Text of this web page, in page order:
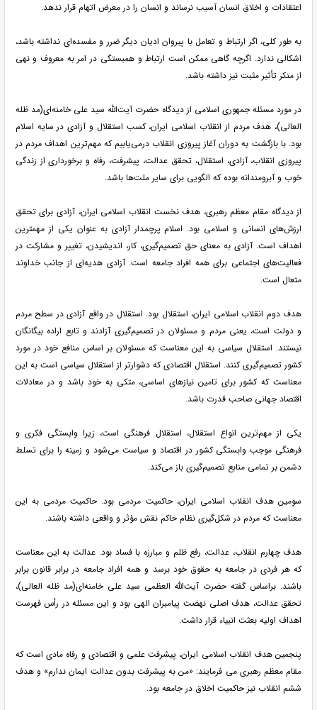
اعتقادات و اخلاق انسان آسیب نرساند و انسان را در معرض اتهام قرار ندهد.
به طور کلی، اگر ارتباط و تعامل با پیروان ادیان دیگر ضرر و مفسده‌ای نداشته باشد،
اشکالی ندارد. اگرچه گاهی ممکن است ارتباط و همبستگی در امر به معروف و نهی
از منکر تأثیر مثبت نیز داشته باشد.
در مورد مسئله جمهوری اسلامی از دیدگاه حضرت آیت‌الله سید علی خامنه‌ای(مد ظله
العالی)، هدف مردم از انقلاب اسلامی ایران، کسب استقلال و آزادی در سایه اسلام
بود. با بازگشت به دوران آغاز پیروزی انقلاب درمی‌یابیم که مهم‌ترین اهداف مردم در
پیروزی انقلاب، آزادی، استقلال، تحقق عدالت، پیشرفت، رفاه و برخورداری از زندگی
خوب و آبرومندانه بوده که الگویی برای سایر ملت‌ها باشد.
از دیدگاه مقام معظم رهبری، هدف نخست انقلاب اسلامی ایران، آزادی برای تحقق
ارزش‌های انسانی و اسلامی بود. اسلام پرچمدار آزادی به عنوان یکی از مهمترین
اهداف است. آزادی به معنای حق تصمیم‌گیری، کار، اندیشیدن، تغییر و مشارکت در
فعالیت‌های اجتماعی برای همه افراد جامعه است. آزادی هدیه‌ای از جانب خداوند
متعال است.
هدف دوم انقلاب اسلامی ایران، استقلال بود. استقلال در واقع آزادی در سطح مردم
و دولت است، یعنی مردم و مسئولان در تصمیم‌گیری آزادند و تابع اراده بیگانگان
نیستند. استقلال سیاسی به این معناست که مسئولان بر اساس منافع خود در مورد
کشور تصمیم‌گیری کنند. استقلال اقتصادی که دشوارتر از استقلال سیاسی است به این
معناست که کشور برای تامین نیازهای اساسی، متکی به خود باشد و در معادلات
اقتصاد جهانی صاحب قدرت باشد.
یکی از مهم‌ترین انواع استقلال، استقلال فرهنگی است، زیرا وابستگی فکری و
فرهنگی موجب وابستگی کشور در اقتصاد و سیاست می‌شود و زمینه را برای تسلط
دشمن بر تمامی منابع تصمیم‌گیری باز می‌کند.
سومین هدف انقلاب اسلامی ایران، حاکمیت مردمی بود. حاکمیت مردمی به این
معناست که مردم در شکل‌گیری نظام حاکم نقش مؤثر و واقعی داشته باشند.
هدف چهارم انقلاب، عدالت، رفع ظلم و مبارزه با فساد بود. عدالت به این معناست
که هر فردی در جامعه به حقوق خود برسد و همه افراد جامعه در برابر قانون برابر
باشند. براساس گفته حضرت آیت‌الله العظمی سید علی خامنه‌ای(مد ظله العالی)،
تحقق عدالت، هدف اصلی نهضت پیامبران الهی بود و این مسئله در رأس فهرست
اهداف اولیه بعثت انبیاء قرار داشت.
پنجمین هدف انقلاب اسلامی ایران، پیشرفت علمی و اقتصادی و رفاه مادی است که
مقام معظم رهبری می فرمایند: «من به پیشرفت بدون عدالت ایمان ندارم» و هدف
ششم انقلاب نیز حاکمیت اخلاق در جامعه بود.